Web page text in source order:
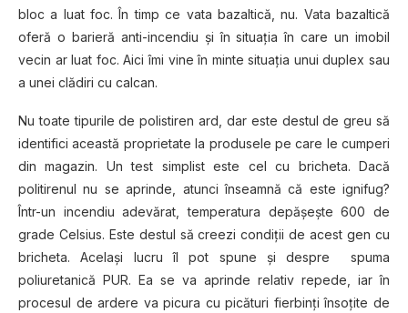
bloc a luat foc. În timp ce vata bazaltică, nu. Vata bazaltică
oferă o barieră anti-incendiu și în situația în care un imobil
vecin ar luat foc. Aici îmi vine în minte situația unui duplex sau
a unei clădiri cu calcan.
Nu toate tipurile de polistiren ard, dar este destul de greu să
identifici această proprietate la produsele pe care le cumperi
din magazin. Un test simplist este cel cu bricheta. Dacă
politirenul nu se aprinde, atunci înseamnă că este ignifug?
Într-un incendiu adevărat, temperatura depășește 600 de
grade Celsius. Este destul să creezi condiții de acest gen cu
bricheta. Același lucru îl pot spune și despre spuma
poliuretanică PUR. Ea se va aprinde relativ repede, iar în
procesul de ardere va picura cu picături fierbinți însoțite de